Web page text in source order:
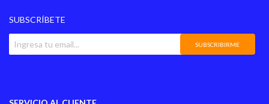
SUBSCRÍBETE
SUBSCRIBIRME